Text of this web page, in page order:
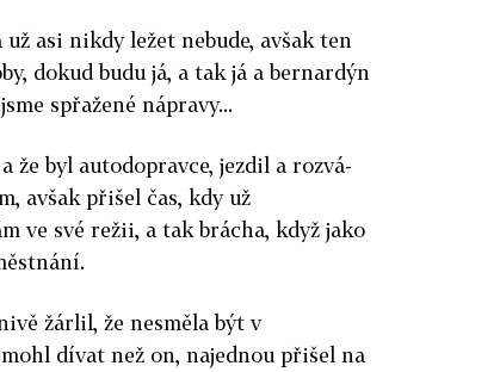
asi nikdy ležet nebude, avšak ten
dokud budu já, a tak já a bernardýn
spřažené nápravy...
že byl autodopravce, jezdil a rozvá­
avšak přišel čas, kdy už
ve své režii, a tak brácha, když jako
žárlil, že nesměla být v
dívat než on, najednou přišel na